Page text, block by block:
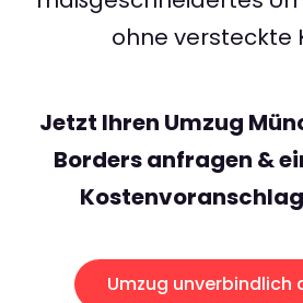
ohne versteckte
Jetzt Ihren Umzug
Borders anfragen &
Umzug unverbindlich